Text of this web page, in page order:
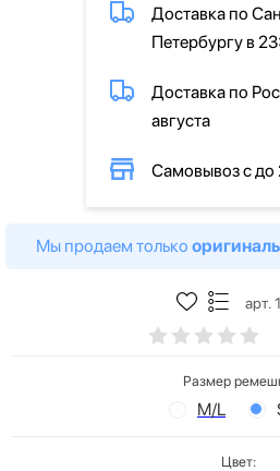
Доставка по
Петербургу в
Доставка по
августа
Самовывоз с до
Мы продаем только
арт.
Размер
M/L
Цвет: